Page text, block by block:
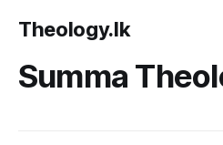
Theology.lk
Summa